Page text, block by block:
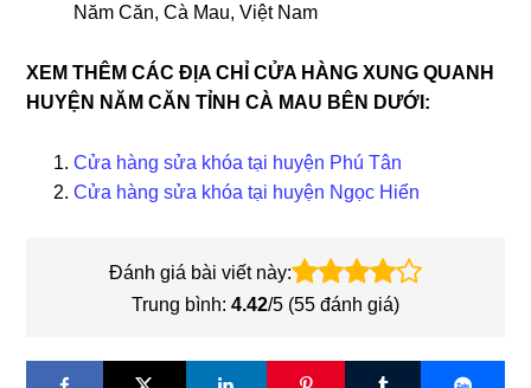
Năm Căn, Cà Mau, Việt Nam
XEM THÊM CÁC ĐỊA CHỈ CỬA HÀNG XUNG QUANH
HUYỆN NĂM CĂN TỈNH CÀ MAU BÊN DƯỚI:
Cửa hàng sửa khóa tại huyện Phú Tân
Cửa hàng sửa khóa tại huyện Ngọc Hiển
Đánh giá bài viết này:
Trung bình: 4.42/5 (55 đánh giá)